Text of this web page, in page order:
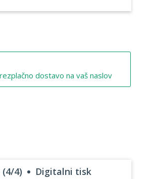
dostavo na vaš naslov
4) Digitalni tisk